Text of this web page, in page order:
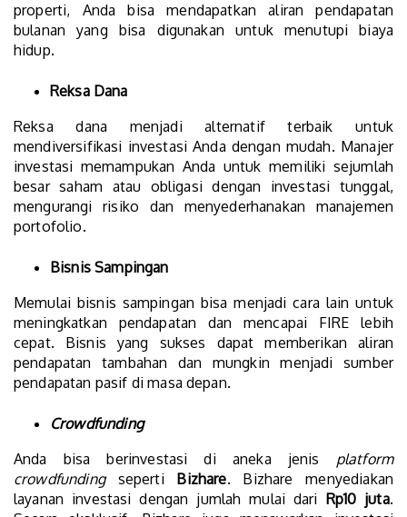
properti, Anda bisa mendapatkan aliran pendapatan
bulanan yang bisa digunakan untuk menutupi biaya
hidup.
Reksa Dana
Reksa dana menjadi alternatif terbaik untuk
mendiversifikasi investasi Anda dengan mudah. Manajer
investasi memampukan Anda untuk memiliki sejumlah
besar saham atau obligasi dengan investasi tunggal,
mengurangi risiko dan menyederhanakan manajemen
portofolio.
Bisnis Sampingan
Memulai bisnis sampingan bisa menjadi cara lain untuk
meningkatkan pendapatan dan mencapai FIRE lebih
cepat. Bisnis yang sukses dapat memberikan aliran
pendapatan tambahan dan mungkin menjadi sumber
pendapatan pasif di masa depan.
Crowdfunding
Anda bisa berinvestasi di aneka jenis platform
crowdfundingseperti Bizhare. Bizhare menyediakan
layanan investasi dengan jumlah mulai dari Rp10 juta.